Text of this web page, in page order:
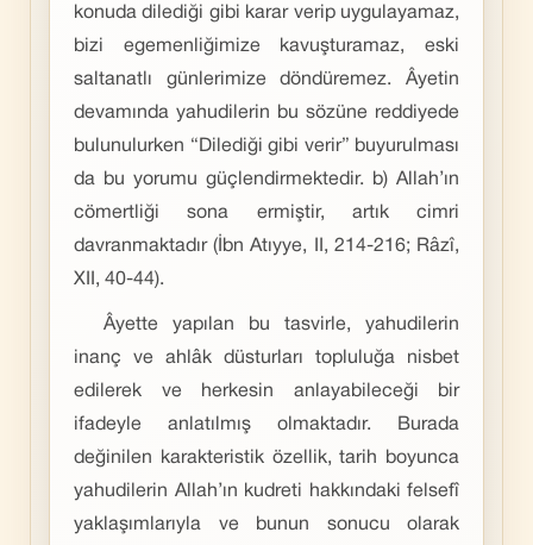
konuda dilediği gibi karar verip uygulayamaz,
bizi egemenliğimize kavuşturamaz, eski
saltanatlı günlerimize döndüremez. Âyetin
devamında yahudilerin bu sözüne reddiyede
bulunulurken “Dilediği gibi verir” buyurulması
da bu yorumu güçlendirmektedir. b) Allah’ın
cömertliği sona ermiştir, artık cimri
davranmaktadır (İbn Atıyye, II, 214-216; Râzî,
XII, 40-44).
Âyette yapılan bu tasvirle, yahudilerin
inanç ve ahlâk düsturları topluluğa nisbet
edilerek ve herkesin anlayabileceği bir
ifadeyle anlatılmış olmaktadır. Burada
değinilen karakteristik özellik, tarih boyunca
yahudilerin Allah’ın kudreti hakkındaki felsefî
yaklaşımlarıyla ve bunun sonucu olarak